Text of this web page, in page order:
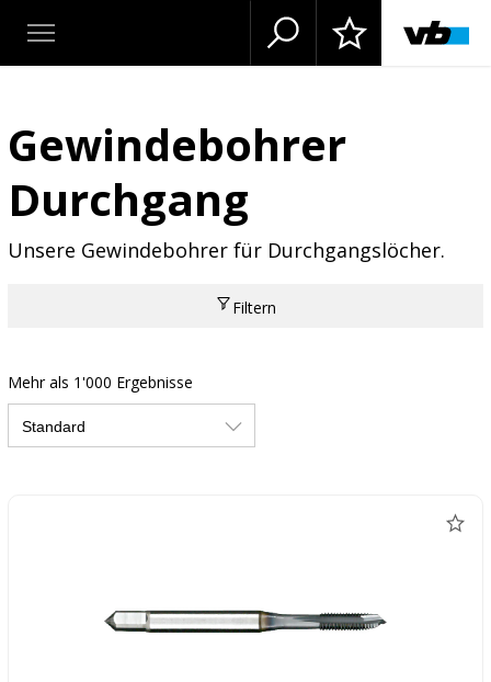
Gewindebohrer
Durchgang
Unsere Gewindebohrer für Durchgangslöcher.
Filtern
Mehr als 1'000 Ergebnisse